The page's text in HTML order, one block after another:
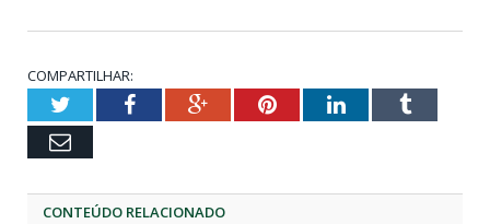
COMPARTILHAR:
TwitterFacebookGoogle+PinterestLinkedInTumblr
Email
CONTEÚDO RELACIONADO